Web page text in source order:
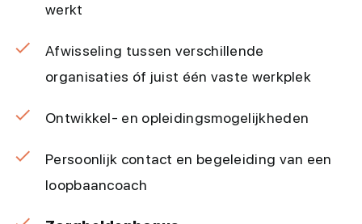
werkt
Afwisseling tussen verschillende
organisaties óf juist één vaste werkplek
Ontwikkel- en opleidingsmogelijkheden
Persoonlijk contact en begeleiding van een
loopbaancoach